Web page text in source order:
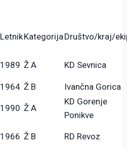
LetnikKategorija Društvo/kraj/
1989 Ž A KD Sevnica
1964 Ž B Ivančna Gorica
1990 Ž A
KD Gorenje
Ponikve
1966 Ž B RD Revoz